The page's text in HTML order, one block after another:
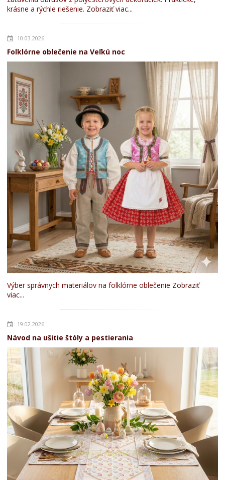
krásne a rýchle riešenie. Zobraziť viac...
10.03.2026
Folklórne oblečenie na Veľkú noc
Výber správnych materiálov na folklórne oblečenie Zobraziť
viac...
19.02.2026
Návod na ušitie štóly a pestierania